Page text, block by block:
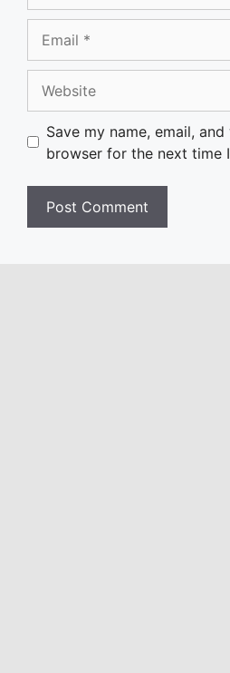
Save my name, email,
browser for the next time